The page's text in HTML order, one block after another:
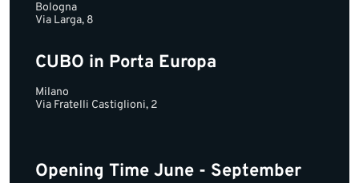
Bologna
Via Larga, 8
CUBO in Porta Europa
Milano
Via Fratelli Castiglioni, 2
Opening Time June - September